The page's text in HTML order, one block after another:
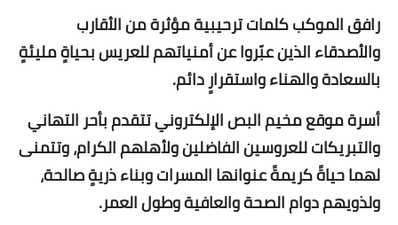
رافق الموكب كلمات ترحيبية مؤثرة من الأقارب
والأصدقاء الذين عبّروا عن أمنياتهم للعريس بحياةٍ مليئةٍ
بالسعادة والهناء واستقرارٍ دائم.
أسرة موقع مخيم البص الإلكتروني تتقدم بأحر التهاني
والتبريكات للعروسين الفاضلين ولأهلهم الكرام، وتتمنى
لهما حياةً كريمةً عنوانها المسرات وبناء ذريةٍ صالحة،
ولذويهم دوام الصحة والعافية وطول العمر.